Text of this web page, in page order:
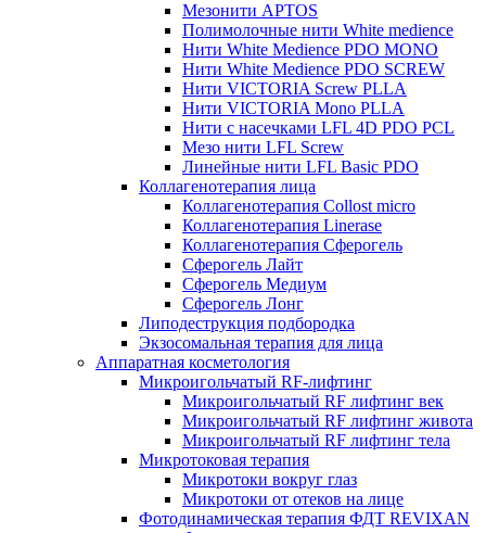
Мезонити APTOS
Полимолочные нити White medience
Нити White Medience PDO MONO
Нити White Medience PDO SCREW
Нити VICTORIA Screw PLLA
Нити VICTORIA Mono PLLA
Нити с насечками LFL 4D PDO PCL
Мезо нити LFL Screw
Линейные нити LFL Basic PDO
Коллагенотерапия лица
Коллагенотерапия Collost micro
Коллагенотерапия Linerase
Коллагенотерапия Сферогель
Сферогель Лайт
Сферогель Медиум
Сферогель Лонг
Липодеструкция подбородка
Экзосомальная терапия для лица
Аппаратная косметология
Микроигольчатый RF-лифтинг
Микроигольчатый RF лифтинг век
Микроигольчатый RF лифтинг живота
Микроигольчатый RF лифтинг тела
Микротоковая терапия
Микротоки вокруг глаз
Микротоки от отеков на лице
Фотодинамическая терапия ФДТ REVIXAN